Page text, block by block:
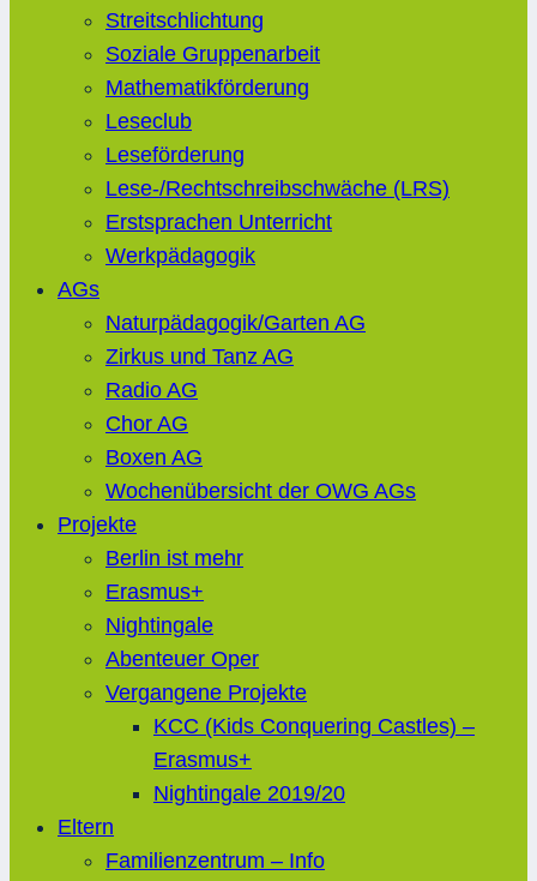
Streitschlichtung
Soziale Gruppenarbeit
Mathematikförderung
Leseclub
Leseförderung
Lese-/Rechtschreibschwäche (LRS)
Erstsprachen Unterricht
Werkpädagogik
AGs
Naturpädagogik/Garten AG
Zirkus und Tanz AG
Radio AG
Chor AG
Boxen AG
Wochenübersicht der OWG AGs
Projekte
Berlin ist mehr
Erasmus+
Nightingale
Abenteuer Oper
Vergangene Projekte
KCC (Kids Conquering Castles) –
Erasmus+
Nightingale 2019/20
Eltern
Familienzentrum – Info